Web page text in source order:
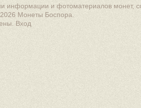
информации и фотоматериалов монет,
Монеты Боспора
Вход